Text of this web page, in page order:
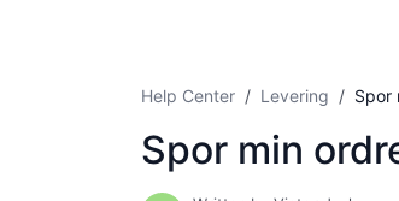
Help Center Levering Spor
Spor min